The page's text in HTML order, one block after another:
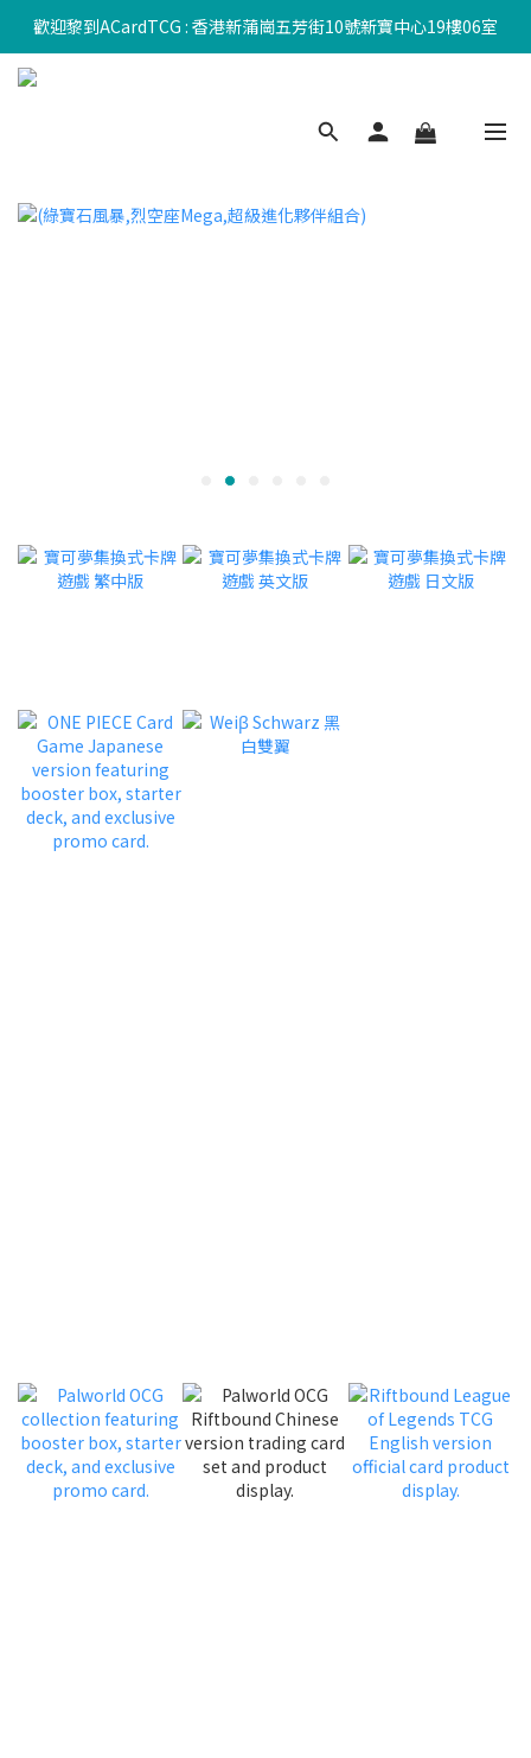
歡迎黎到ACardTCG : 香港新蒲崗五芳街10號新寶中心19樓06室